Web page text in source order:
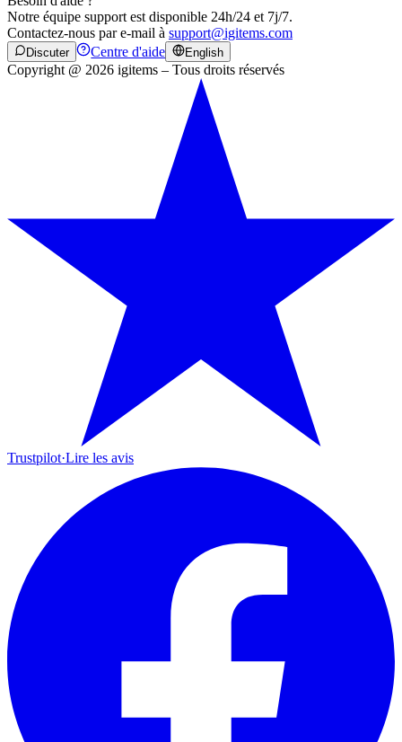
Notre équipe support est disponible 24h/24 et 7j/7.
Contactez-nous par e-mail à support@igitems.com
Discuter Centre d'aide English
Copyright @ 2026 igitems – Tous droits réservés
Trustpilot·Lire les avis